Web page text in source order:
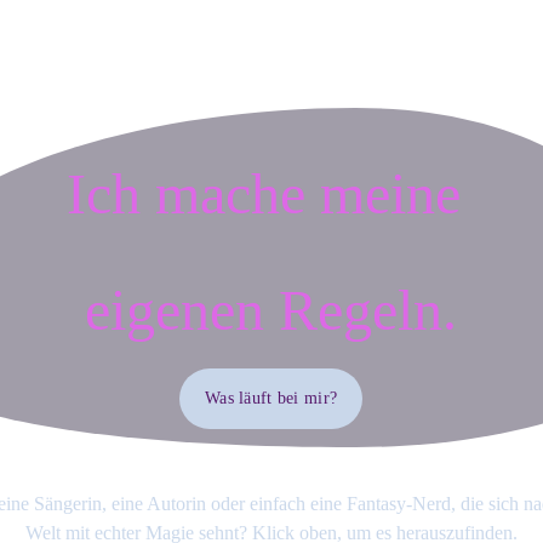
Ich mache meine
eigenen Regeln.
Was läuft bei mir?
Sängerin, eine Autorin oder einfach eine Fantasy-Nerd, die sich
Welt mit echter Magie sehnt? Klick oben, um es herauszufinden.